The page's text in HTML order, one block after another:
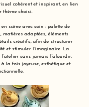
cohérent et inspirant, en lien
thème choisi.
scène avec soin : palette de
matières adaptées, éléments
créatifs, afin de structurer
et stimuler l’imaginaire. La
l’atelier sans jamais l’alourdir,
la fois joyeuse, esthétique et